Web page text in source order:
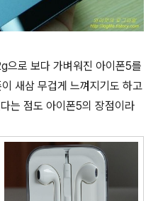
으로 보다 가벼워진 아이폰5를
새삼 무겁게 느껴지기도 하고
는 점도 아이폰5의 장점이라